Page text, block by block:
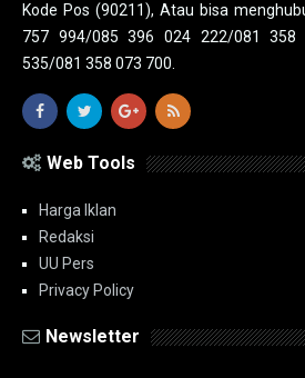
Kode Pos (90211), Atau bisa
757 994/085 396 024 222/081
535/081 358 073 700.
Web Tools
Harga Iklan
Redaksi
UU Pers
Privacy Policy
Newsletter